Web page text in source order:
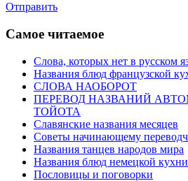
Отправить
Самое читаемое
Слова, которых нет в русском
Названия блюд французской
СЛОВА НАОБОРОТ
ПЕРЕВОД НАЗВАНИЙ
ТОЙОТА
Славянские названия месяцев
Советы начинающему
Названия танцев народов мира
Названия блюд немецкой кухни
Пословицы и поговорки